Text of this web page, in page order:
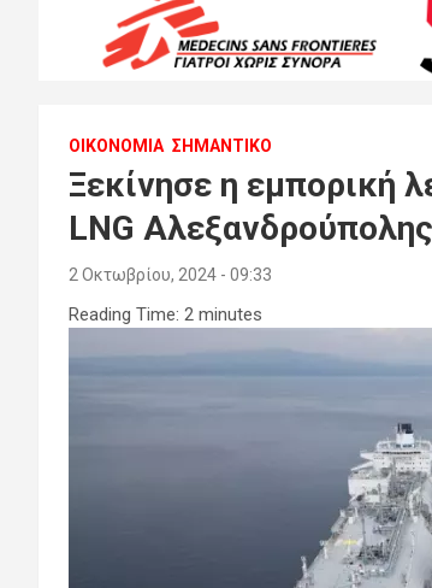
ΟΙΚΟΝΟΜΙΑ ΣΗΜΑΝΤΙΚΟ
Ξεκίνησε η εμπορική
LNG
2 Οκτωβρίου, 2024 - 09:33
Reading Time: 2 minutes